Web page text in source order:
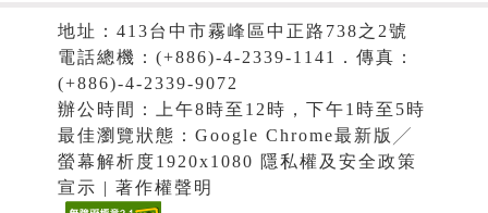
地址：413台中市霧峰區中正路738之2號
電話總機：(+886)-4-2339-1141．傳真：
(+886)-4-2339-9072
辦公時間：上午8時至12時，下午1時至5時
最佳瀏覽狀態：Google Chrome最新版╱
螢幕解析度1920x1080 隱私權及安全政策
宣示 | 著作權聲明